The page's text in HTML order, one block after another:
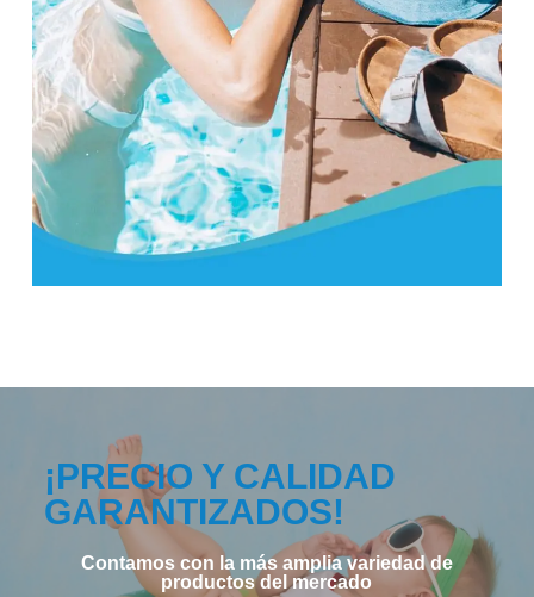
¡PRECIO Y CALIDAD
GARANTIZADOS!
Contamos con la más amplia variedad de
productos del mercado